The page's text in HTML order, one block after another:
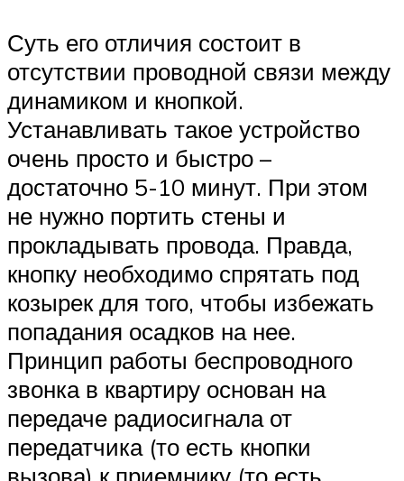
Суть его отличия состоит в
отсутствии проводной связи между
динамиком и кнопкой.
Устанавливать такое устройство
очень просто и быстро –
достаточно 5-10 минут. При этом
не нужно портить стены и
прокладывать провода. Правда,
кнопку необходимо спрятать под
козырек для того, чтобы избежать
попадания осадков на нее.
Принцип работы беспроводного
звонка в квартиру основан на
передаче радиосигнала от
передатчика (то есть кнопки